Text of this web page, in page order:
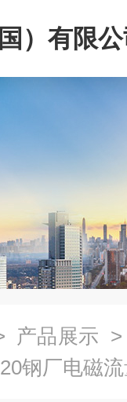
）有限
产品展示
钢厂电磁